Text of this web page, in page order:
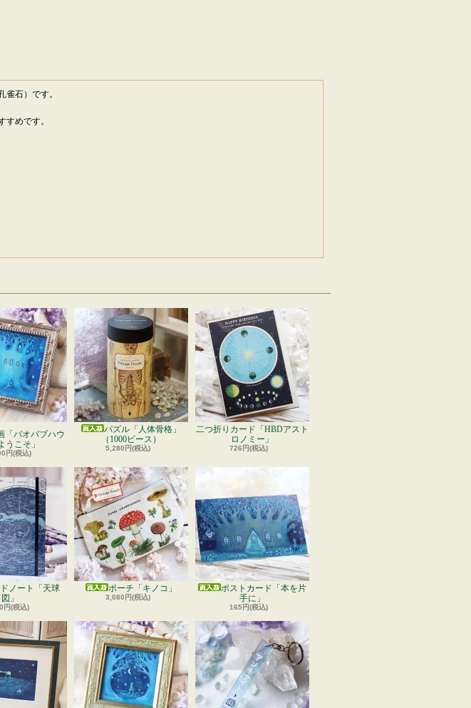
石）です。
すめです。
「バオバブハウ
うこそ」
円(税込)
パズル「人体骨格」
（1000ピース）
5,280円(税込)
二つ折りカード「HBDアスト
ロノミー」
726円(税込)
ノート「天球
図」
円(税込)
ポーチ「キノコ」
3,080円(税込)
ポストカード「本を片
手に」
165円(税込)